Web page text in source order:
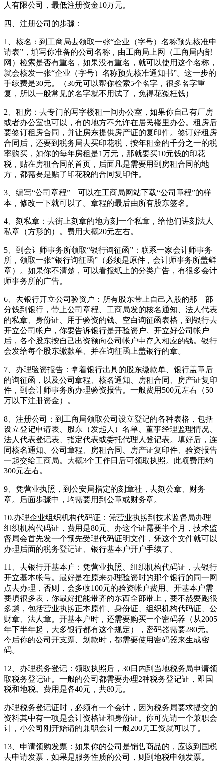
人有限公司，最低注册资金10万元。
四、注册公司的步骤：
1、核名：到工商局去领取一张“企业（字号）名称预先核准申
请表”，填写你准备的公司名称，由工商局上网（工商局内部
网）检索是否有重名，如果没有重名，就可以使用这个名称，
就会核发一张“企业（字号）名称预先核准通知书”。这一步的
手续费是30元。（30元可以帮你检索5个名字，很多名字重
复，所以一般常见的名字就不用试了，免得花冤枉钱）
2、租房：去专门的写字楼租一间办公室，如果你自己有厂房
或者办公室也可以，有的地方不允许在居民楼里办公。租房后
要签订租房合同，并让房东提供房产证的复印件。签订好租房
合同后，还要到税务局去买印花税，按年租金的千分之一的税
率购买，如你的每年房租是1万元，那就要买10元钱的印花
税，贴在房租合同的首页，后面凡是需要用到房租合同的地
方，都需要是贴了印花税的合同复印件。
3、编写“公司章程”：可以在工商局网站下载“公司章程”的样
本，修改一下就可以了。章程的最后由所有股东签名。
4、刻私章：去街上刻章的地方刻一个私章，给他们讲刻法人
私章（方形的）。费用大概20元左右。
5、到会计师事务所领取“银行询征函”：联系一家会计师事务
所，领取一张“银行询征函”（必须是原件，会计师事务所盖鲜
章）。如果你不清楚，可以看报纸上的分类广告，有很多会计
师事务所的广告。
6、去银行开立公司验资户：所有股东带上自己入股的那一部
分钱到银行，带上公司章程、工商局发的核名通知、法人代表
的私章、身份证、用于验资的钱、空白询征函表格，到银行去
开立公司帐户，你要告诉银行是开验资户。开立好公司帐户
后，各个股东按自己出资额向公司帐户中存入相应的钱。银行
会发给每个股东缴款单、并在询征函上盖银行的章。
7、办理验资报告：拿着银行出具的股东缴款单、银行盖章后
的询征函，以及公司章程、核名通知、房租合同、房产证复印
件，到会计师事务所办理验资报告。一般费用500元左右（50
万以下注册资金）。
8、注册公司：到工商局领取公司设立登记的各种表格，包括
设立登记申请表、股东（发起人）名单、董事经理监理情况、
法人代表登记表、指定代表或委托代理人登记表。填好后，连
同核名通知、公司章程、房租合同、房产证复印件、验资报告
一起交给工商局。大概3个工作日后可领取执照。此项费用约
300元左右。
9、凭营业执照，到公安局指定的刻章社，去刻公章、财务
章。后面步骤中，均需要用到公章或财务章。
10.办理企业组织机构代码证：凭营业执照到技术监督局办理
组织机构代码证，费用是80元。办这个证需要半个月，技术监
督局会首先发一个预先受理代码证明文件，凭这个文件就可以
办理后面的税务登记证、银行基本户开户手续了。
11、去银行开基本户：凭营业执照、组织机构代码证，去银行
开立基本帐号。最好是在原来办理验资时的那个银行的同一网
点去办理，否则，会多收100元的验资帐户费用。开基本户需
要填很多表，你最好把能带齐的东西全部带上，要不然要跑很
多趟，包括营业执照正本原件、身份证、组织机构代码证、公
财章、法人章。开基本户时，还需要购买一个密码器（从2005
年下半年起，大多银行都有这个规定），密码器需要280元。
今后你的公司开支票、划款时，都需要使用密码器来生成密
码。
12、办理税务登记：领取执照后，30日内到当地税务局申请领
取税务登记证。一般的公司都需要办理2种税务登记证，即国
税和地税。费用是各40元，共80元。
办理税务登记证时，必须有一个会计，因为税务局要求提交的
资料其中有一项是会计资格证和身份证。你可先请一个兼职会
计，小公司刚开始请的兼职会计一般200元工资就可以了。
13、申请领购发票：如果你的公司是销售商品的，应该到国税
去申请发票，如果是服务性质的公司，则到地税申领发票。